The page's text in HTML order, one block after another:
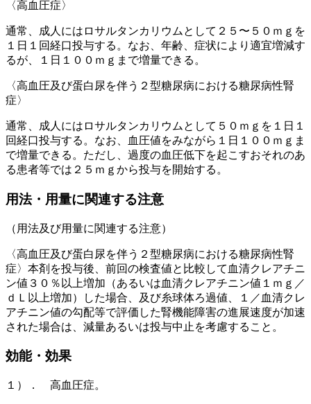
〈高血圧症〉
通常、成人にはロサルタンカリウムとして２５〜５０ｍｇを
１日１回経口投与する。なお、年齢、症状により適宜増減す
るが、１日１００ｍｇまで増量できる。
〈高血圧及び蛋白尿を伴う２型糖尿病における糖尿病性腎
症〉
通常、成人にはロサルタンカリウムとして５０ｍｇを１日１
回経口投与する。なお、血圧値をみながら１日１００ｍｇま
で増量できる。ただし、過度の血圧低下を起こすおそれのあ
る患者等では２５ｍｇから投与を開始する。
用法・用量に関連する注意
（用法及び用量に関連する注意）
〈高血圧及び蛋白尿を伴う２型糖尿病における糖尿病性腎
症〉本剤を投与後、前回の検査値と比較して血清クレアチニ
ン値３０％以上増加（あるいは血清クレアチニン値１ｍｇ／
ｄＬ以上増加）した場合、及び糸球体ろ過値、１／血清クレ
アチニン値の勾配等で評価した腎機能障害の進展速度が加速
された場合は、減量あるいは投与中止を考慮すること。
効能・効果
１）． 高血圧症。